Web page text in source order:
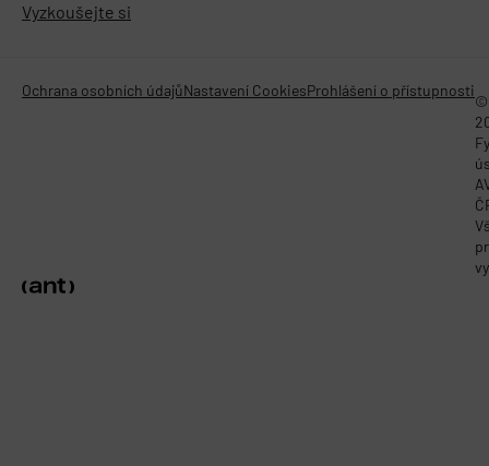
Vyzkoušejte si
©
Ochrana osobních údajůNastavení CookiesProhlášení o přístupnosti